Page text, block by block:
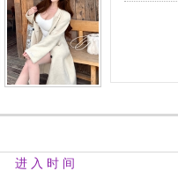
进 入 时 间